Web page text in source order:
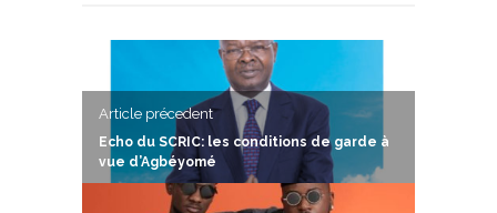
Article précedent
Echo du SCRIC: les conditions de garde à
vue d’Agbéyomé